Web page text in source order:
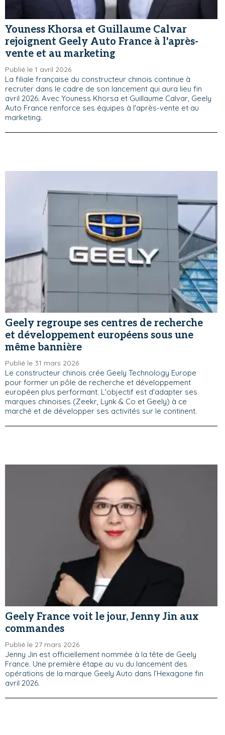
Youness Khorsa et Guillaume Calvar
rejoignent Geely Auto France à l'après-
vente et au marketing
Publié le 1 avril 2026
La filiale française du constructeur chinois continue à
recruter dans le cadre de son lancement qui aura lieu fin
avril 2026. Avec Youness Khorsa et Guillaume Calvar, Geely
Auto France renforce ses équipes à l'après-vente et au
marketing.
Geely regroupe ses centres de recherche
et développement européens sous une
même bannière
Publié le 31 mars 2026
Le constructeur chinois crée Geely Technology Europe
pour former un pôle de recherche et développement
européen plus performant. L'objectif est d'adapter ses
marques chinoises (Zeekr, Lynk & Co et Geely) à ce
marché et de développer ses activités sur le continent.
Geely France voit le jour, Jenny Jin aux
commandes
Publié le 27 mars 2026
Jenny Jin est officiellement nommée à la tête de Geely
France. Une première étape au vu du lancement des
opérations de la marque Geely Auto dans l’Hexagone fin
avril 2026.